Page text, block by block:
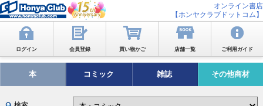
オンライン書店
【ホンヤクラブドットコム】
ログイン 会員登録 買い物かご 店舗一覧 ご利用ガイド
本 コミック 雑誌 その他商材